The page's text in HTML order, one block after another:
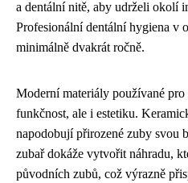
a dentální nitě, aby udrželi okolí
Profesionální dentální hygiena v
minimálně dvakrát ročně.
Moderní materiály používané
funkčnost, ale i estetiku.
napodobují přirozené zuby svou
zubař dokáže vytvořit náhradu,
původních zubů, což výrazně